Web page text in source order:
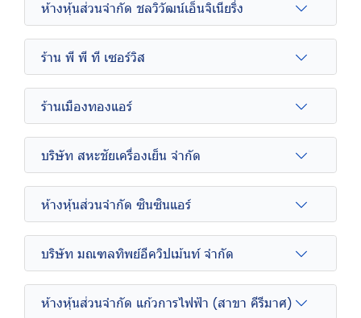
ห้างหุ้นส่วนจำกัด ชลวิวัฒน์เอ็นจิเนียริ่ง
ร้าน พี พี ที เซอร์วิส
ร้านเมืองทองแอร์
บริษัท สหะชัยเครื่องเย็น จำกัด
ห้างหุ้นส่วนจำกัด ซินซินแอร์
บริษัท มณฑลทิพย์อีควิปเม้นท์ จำกัด
ห้างหุ้นส่วนจำกัด แก้วการไฟฟ้า (สาขา คีรีมาศ)